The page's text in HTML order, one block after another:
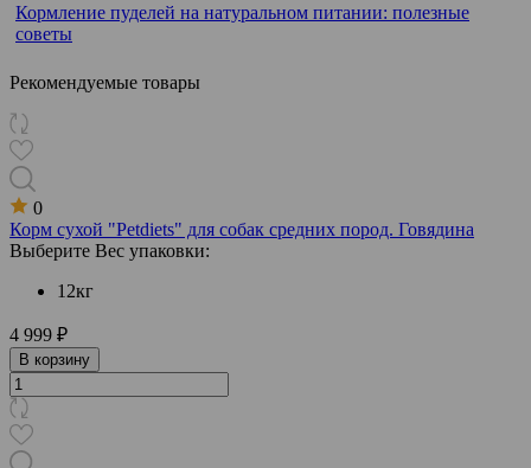
Кормление пуделей на натуральном питании: полезные
советы
Рекомендуемые товары
0
Корм сухой "Petdiets" для собак средних пород. Говядина
Выберите Вес упаковки:
12кг
4 999 ₽
В корзину